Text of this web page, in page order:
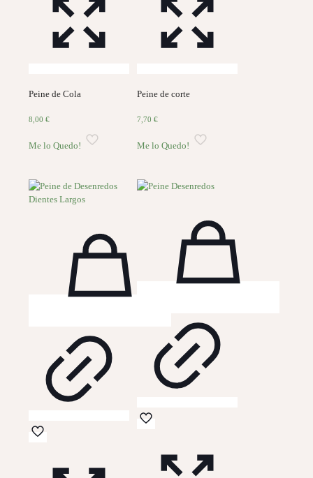
Peine de Cola
8,00 €
Me lo Quedo!
Peine de corte
7,70€
Me lo Quedo!